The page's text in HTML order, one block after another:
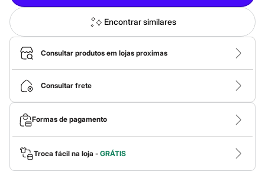
Básicos
Calças
Casacos e Jaquetas
Jeans
Macacões
Saias
Shorts e Bermudas
Vestidos
Acessórios
Bolsas
Bonés e Chapéus
Bijoux
Cintos
Óculos
Relógios
Calçados
Encontrar similares
Consultar produtos em lojas proximas
Consultar frete
Formas de pagamento
Troca fácil na loja - GRÁTIS